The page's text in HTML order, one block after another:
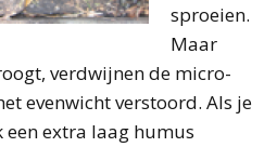
sproeien.
Maar
verdwijnen de micro-
evenwicht verstoord. Als je
een extra laag humus